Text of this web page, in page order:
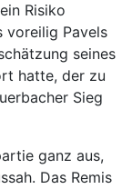
Risiko
voreilig Pavels
seines
hatte, der zu
Sieg
ganz aus,
Das Remis